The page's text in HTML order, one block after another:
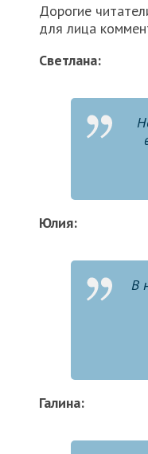
Дорогие
для лица
Светлана:
Юлия:
В
Галина: